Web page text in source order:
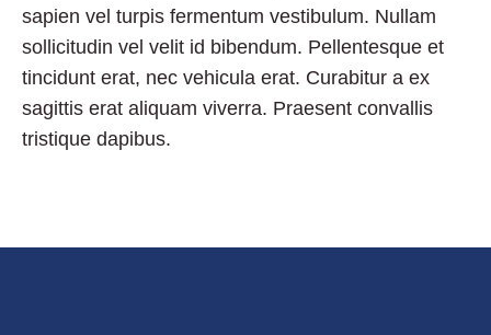
sapien vel turpis fermentum vestibulum. Nullam
sollicitudin vel velit id bibendum. Pellentesque et
tincidunt erat, nec vehicula erat. Curabitur a ex
sagittis erat aliquam viverra. Praesent convallis
tristique dapibus.